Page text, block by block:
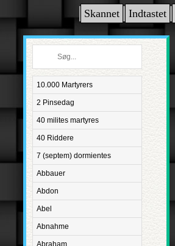
Skannet Indtastet
10.000 Martyrers
2 Pinsedag
40 milites martyres
40 Riddere
7 (septem) dormientes
Abbauer
Abdon
Abel
Abnahme
Abraham